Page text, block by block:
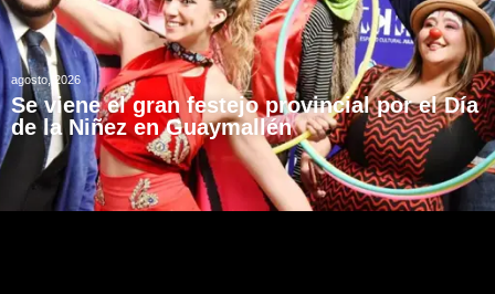
agosto, 2026
Se viene el gran festejo provincial por el Día
de la Niñez en Guaymallén